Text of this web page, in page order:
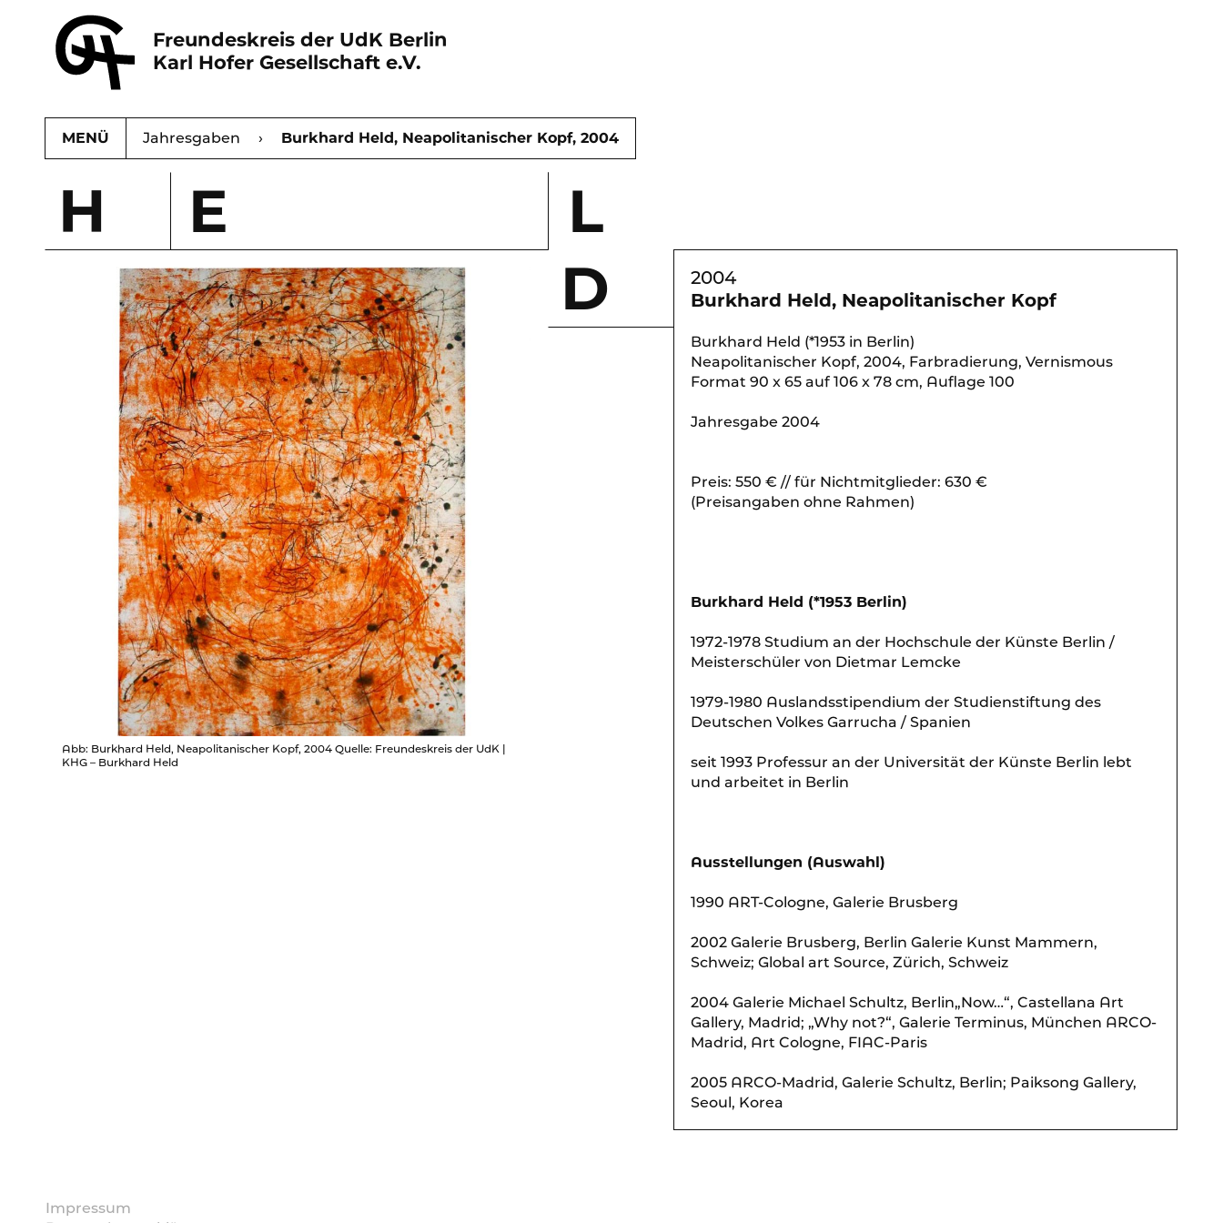
Freundeskreis der UdK Berlin
Karl Hofer Gesellschaft e.V.
MENÜ Karl Hofer Gesellschaft ›
Jahresgaben › Burkhard Held, Neapolitanischer Kopf, 2004
H E L
Abb: Burkhard Held, Neapolitanischer Kopf, 2004 Quelle: Freundeskreis der UdK |
KHG – Burkhard Held
D
2004
Burkhard Held, Neapolitanischer Kopf
Burkhard Held (*1953 in Berlin)
Neapolitanischer Kopf, 2004, Farbradierung, Vernismous
Format 90 x 65 auf 106 x 78 cm, Auflage 100
Jahresgabe 2004
Preis: 550 € // für Nichtmitglieder: 630 €
(Preisangaben ohne Rahmen)
Burkhard Held (*1953 Berlin)
1972-1978 Studium an der Hochschule der Künste Berlin /
Meisterschüler von Dietmar Lemcke
1979-1980 Auslandsstipendium der Studienstiftung des
Deutschen Volkes Garrucha / Spanien
seit 1993 Professur an der Universität der Künste Berlin lebt
und arbeitet in Berlin
Ausstellungen (Auswahl)
1990 ART-Cologne, Galerie Brusberg
2002 Galerie Brusberg, Berlin Galerie Kunst Mammern,
Schweiz; Global art Source, Zürich, Schweiz
2004 Galerie Michael Schultz, Berlin„Now…“, Castellana Art
Gallery, Madrid; „Why not?“, Galerie Terminus, München ARCO-
Madrid, Art Cologne, FIAC-Paris
2005 ARCO-Madrid, Galerie Schultz, Berlin; Paiksong Gallery,
Seoul, Korea
Impressum